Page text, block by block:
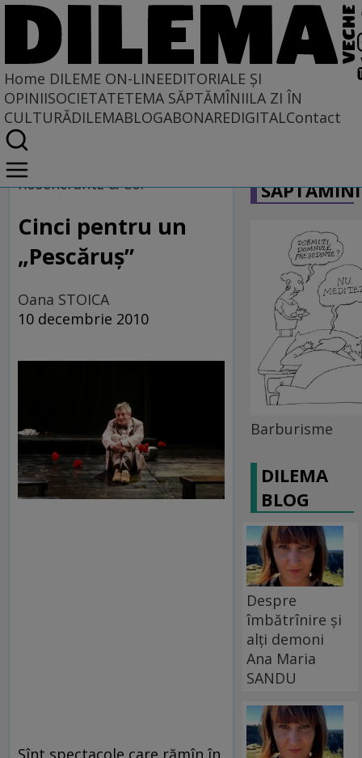
Home DILEME ON-LINEEDITORIALE ȘI
OPINIISOCIETATETEMA SĂPTĂMÎNIILA ZI ÎN
CULTURĂDILEMABLOGABONAREDIGITALContact
Home
Dileme on-line
Rosencrantz & Co.
Cinci pentru un
„Pescăruş”
Oana STOICA
10 decembrie 2010
Sînt spectacole care rămîn în
Barburisme
DILEMA
BLOG
Despre
îmbătrînire și
alți demoni
Ana Maria
SANDU